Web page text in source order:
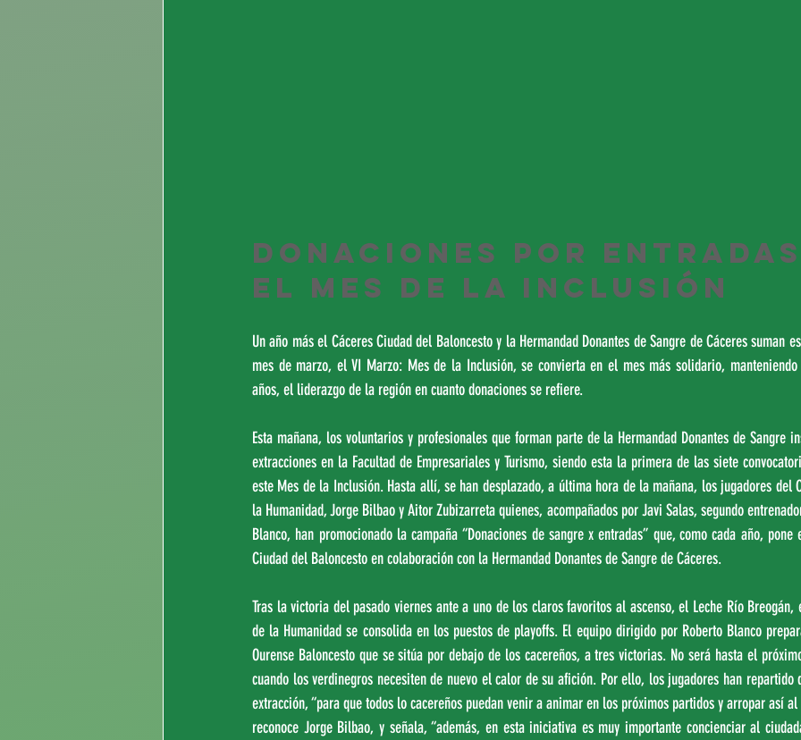
Donaciones por
el Mes de la Inclusión
Un año más el Cáceres Ciudad del Baloncesto y la Hermandad Donantes de Sangre de Cáceres suman
mes de marzo, el VI Marzo: Mes de la Inclusión, se convierta en el mes más solidario,
años, el liderazgo de la región en cuanto donaciones se refiere.
Esta mañana, los voluntarios y profesionales que forman parte de la Hermandad Donantes de Sangre
extracciones en la Facultad de Empresariales y Turismo, siendo esta la primera de las siete
este Mes de la Inclusión. Hasta allí, se han desplazado, a última hora de la mañana, los jugadores del
la Humanidad, Jorge Bilbao y Aitor Zubizarreta quienes, acompañados por Javi Salas, segundo
Blanco, han promocionado la campaña “Donaciones de sangre x entradas” que, como cada año, pone
Ciudad del Baloncesto en colaboración con la Hermandad Donantes de Sangre de Cáceres.
Tras la victoria del pasado viernes ante a uno de los claros favoritos al ascenso, el Leche Río Breogán,
de la Humanidad se consolida en los puestos de playoffs. El equipo dirigido por Roberto Blanco
Ourense Baloncesto que se sitúa por debajo de los cacereños, a tres victorias. No será hasta el
cuando los verdinegros necesiten de nuevo el calor de su afición. Por ello, los jugadores han repartido
extracción, “para que todos lo cacereños puedan venir a animar en los próximos partidos y arropar así
reconoce Jorge Bilbao, y señala, “además, en esta iniciativa es muy importante concienciar al